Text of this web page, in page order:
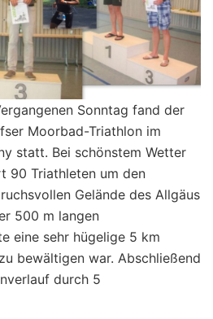
Sonntag fand der
Moorbad-Triathlon im
statt. Bei schönstem Wetter
90 Triathleten um den
Gelände des Allgäus
500 m langen
eine sehr hügelige 5 km
bewältigen war. Abschließend
durch 5